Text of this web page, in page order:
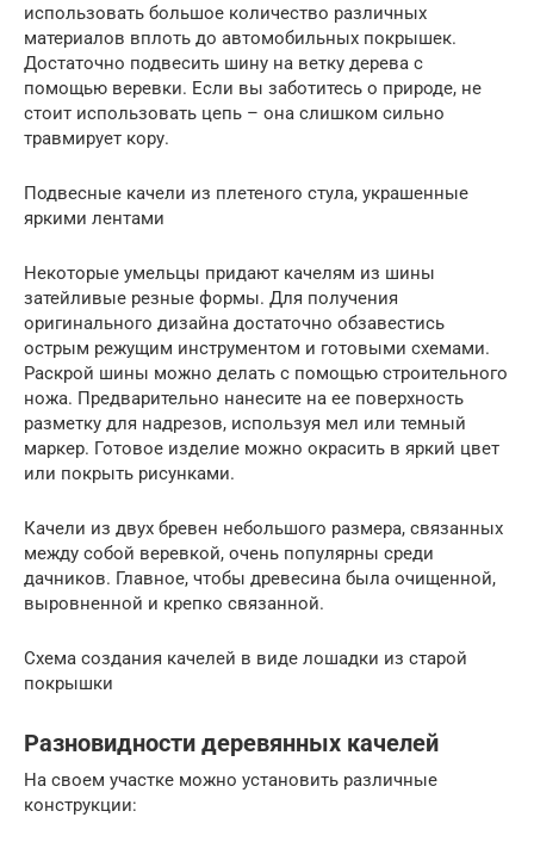
использовать большое количество различных
материалов вплоть до автомобильных покрышек.
Достаточно подвесить шину на ветку дерева с
помощью веревки. Если вы заботитесь о природе, не
стоит использовать цепь – она слишком сильно
травмирует кору.
Подвесные качели из плетеного стула, украшенные
яркими лентами
Некоторые умельцы придают качелям из шины
затейливые резные формы. Для получения
оригинального дизайна достаточно обзавестись
острым режущим инструментом и готовыми схемами.
Раскрой шины можно делать с помощью строительного
ножа. Предварительно нанесите на ее поверхность
разметку для надрезов, используя мел или темный
маркер. Готовое изделие можно окрасить в яркий цвет
или покрыть рисунками.
Качели из двух бревен небольшого размера, связанных
между собой веревкой, очень популярны среди
дачников. Главное, чтобы древесина была очищенной,
выровненной и крепко связанной.
Схема создания качелей в виде лошадки из старой
покрышки
Разновидности деревянных качелей
На своем участке можно установить различные
конструкции: